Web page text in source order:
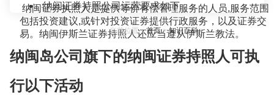
当前位置：首页>知识百科>
纳闽证券执照人是提供等价有偿管理服务的人员,服务范围
包括投资建议,或针对投资证券提供行政服务，以及证券交
易。纳闽伊斯兰证券持照人还应当遵从伊斯兰教法。
纳间证券持照公司运营要求如下
纳闽岛公司旗下的纳闽证券持照人可执
行以下活动